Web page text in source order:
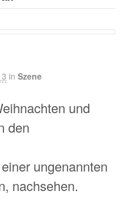
in Szene
und
den
ungenannten
nachsehen.